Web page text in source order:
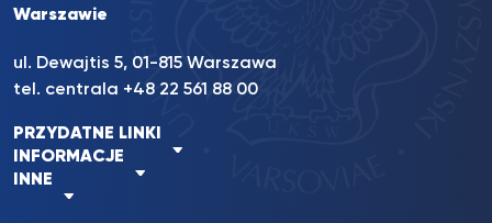
Warszawie
ul. Dewajtis 5, 01-815 Warszawa
tel. centrala +48 22 561 88 00
PRZYDATNE LINKI
INFORMACJE
INNE